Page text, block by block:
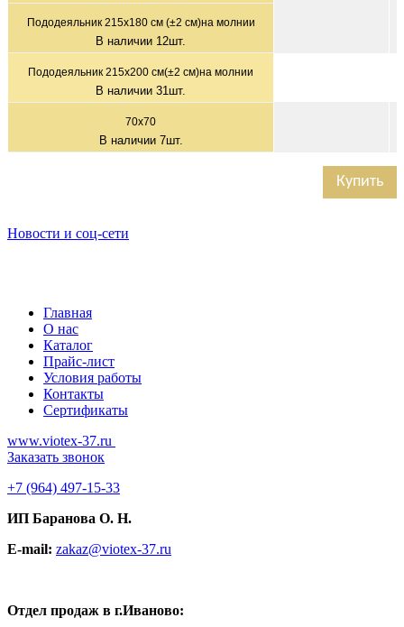
Пододеяльник 215х180 см (±2 см)на молнии
В наличии 12шт.
Пододеяльник 215х200 см(±2 см)на молнии
В наличии 31шт.
70x70
В наличии 7шт.
Купить
Новости и соц-сети
Главная
О нас
Каталог
Прайс-лист
Условия работы
Контакты
Сертификаты
www.viotex-37.ru
Заказать звонок
+7 (964) 497-15-33
ИП Баранова О. Н.
E-mail: zakaz@viotex-37.ru
Отдел продаж в г.Иваново: